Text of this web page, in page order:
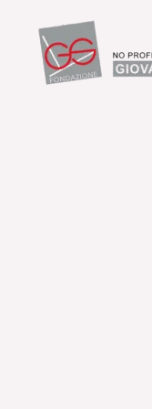
contenuto